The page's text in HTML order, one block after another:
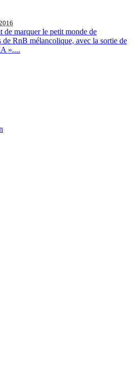
de marquer le petit monde de
de RnB mélancolique, avec la sortie de
»....